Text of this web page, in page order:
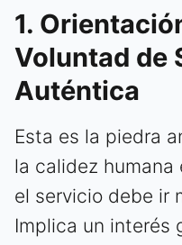
1.
Voluntad de
Auténtica
Esta es la piedra
la calidez humana
el servicio debe ir
Implica un interés